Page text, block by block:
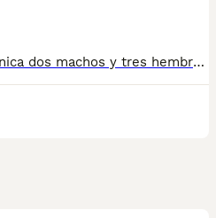
cepillado semanal
doce y quince años con
Estupendos cachorros de raza británica dos machos y tres hembras disponibles se entregan con todo al día .